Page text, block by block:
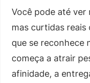
Você pode até ver
mas curtidas
que se reconhece
começa a atrair
afinidade, a